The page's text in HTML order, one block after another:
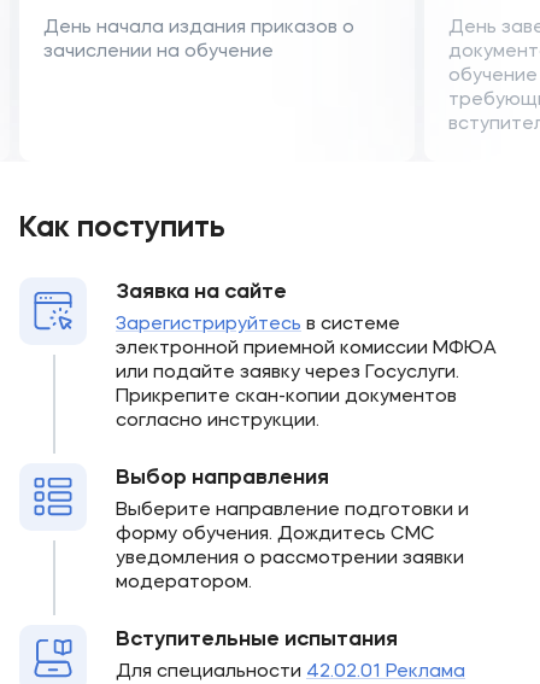
День начала издания приказов о
зачислении на обучение
День
Как поступить
Заявка на сайте
Зарегистрируйтесь в системе
электронной приемной комиссии МФЮА
или подайте заявку через Госуслуги.
Прикрепите скан-копии документов
согласно инструкции.
Выбор направления
Выберите направление подготовки и
форму обучения. Дождитесь СМС
уведомления о рассмотрении заявки
модератором.
Вступительные испытания
Для специальности 42.02.01 Реклама